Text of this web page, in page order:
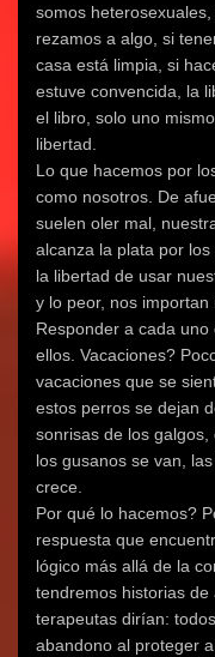
somos
rezamos a algo, si
casa está limpia, si
estuve convencida, la
el libro, solo uno
libertad.
Lo que hacemos por
como nosotros. De
suelen oler mal,
alcanza la plata por
la libertad de usar
y lo peor, nos importan
Responder a cada
ellos. Vacaciones?
vacaciones que se
estos perros se dejan
sonrisas de los
los gusanos se van,
crece.
Por qué lo hacemos?
respuesta que
lógico más allá de la
tendremos historias
terapeutas dirían:
abandono al proteger